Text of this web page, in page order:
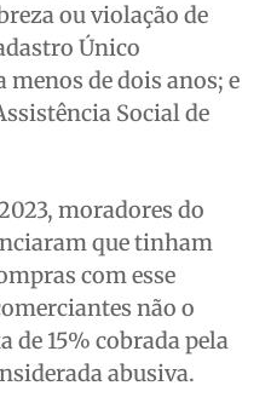
ou violação de
Único
menos de dois anos; e
Social de
moradores do
que tinham
com esse
não o
de 15% cobrada pela
abusiva.